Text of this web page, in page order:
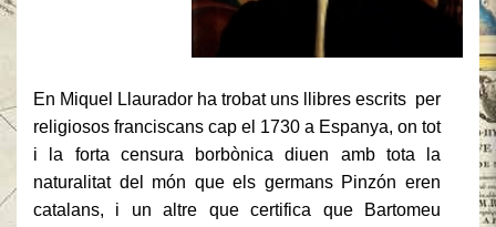
En Miquel Llaurador ha trobat uns llibres escrits per
religiosos franciscans cap el 1730 a Espanya, on tot
i la forta censura borbònica diuen amb tota la
naturalitat del món que els germans Pinzón eren
catalans, i un altre que certifica que Bartomeu